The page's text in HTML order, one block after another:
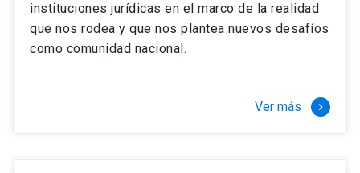
instituciones jurídicas en el marco de la realidad
que nos rodea y que nos plantea nuevos desafíos
como comunidad nacional.
Ver más keyboard_arrow_right